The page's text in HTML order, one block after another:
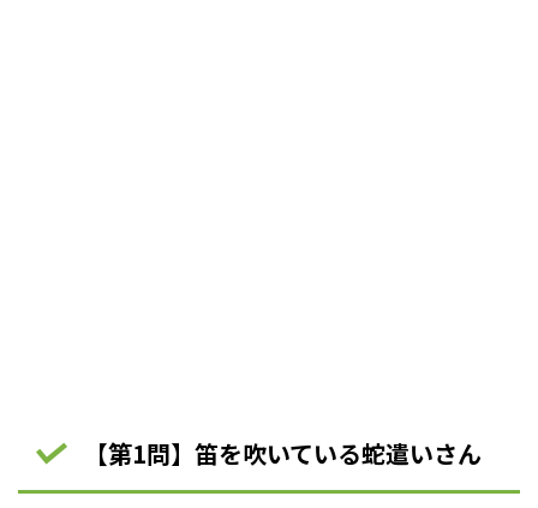
【第1問】笛を吹いている蛇遣いさん